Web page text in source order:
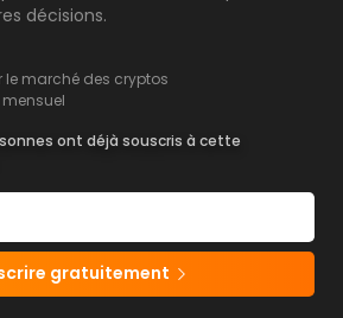
décisions.
le marché des cryptos
ont déjà souscris à cette
gratuitement